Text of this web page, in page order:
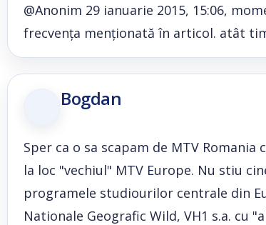
@Anonim 29 ianuarie 2015, 15:06,
frecvența menționată în articol. atât
Bogdan
Sper ca o sa scapam de MTV
la loc "vechiul" MTV Europe. Nu stiu
programele studiourilor centrale din
Nationale Geografic Wild, VH1 s.a. cu